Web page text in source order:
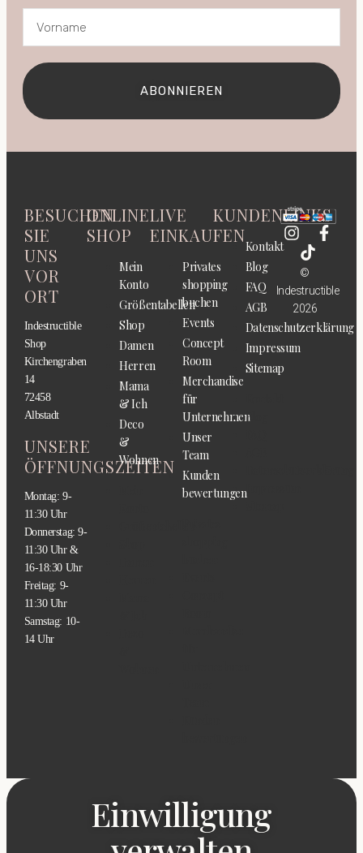
ABONNIEREN
BESUCHEN
SIE
UNS
VOR
ORT
Indestructible
Shop
Kirchengraben
14
72458
Albstadt
UNSERE
ÖFFNUNGSZEITEN
Montag: 9-
11:30 Uhr
Donnerstag: 9-
11:30 Uhr &
16-18:30 Uhr
Freitag: 9-
11:30 Uhr
Samstag: 10-
14 Uhr
ONLINE
SHOP
Mein
Konto
Größentabellen
Shop
Damen
Herren
Mama
& Ich
Deco
&
Wohnen
LIVE
EINKAUFEN
Privates
shopping
buchen
Events
Concept
Room
Merchandise
für
Unternehmen
Unser
Team
Kunden
bewertungen
KUNDENLINKS
Kontakt
Blog
FAQ
AGB
Datenschutzerklärung
Impressum
Sitemap
Blog
Impressum
©
Indestructible
2026
Einwilligung